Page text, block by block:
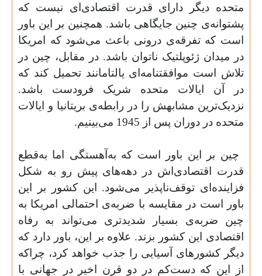
متحده دیگر دارای قدرت اقتصادی‌ای نیست که
پشتوانه‌ی چنین جایگاهی باشد. همچنین بر این باور
است که تفرقه‌ی درونی باعث می‌شود که امریکا
در میدان ژئوپلتیک ناتوان باشد. در مقابل، چین در
تلاش است موافقتنامه‌ای یالتامانند تحمیل کند که
در آن ایالات متحده شریک فرودست باشد.
نزدیک‌ترین مشابهش را در رابطه‌ی بریتانیا و ایالات
متحده در دوران پس از 1945 می‌بینیم.
چین بر این باور است که به‌آهستگی اما به‌قطع
قدرت اقتصادی‌اش در دهه‌های پیش رو به شکل
فزاینده‌ای توقف‌ناپذیر می‌شود. این کشور بر این
باور است در مقایسه با ضربه‌ی احتمالی امریکا به
چین ضربه‌ی بسیار شدیدتری می‌تواند به رفاه
اقتصادی این کشور بزند. علاوه بر این، باور دارد که
دیگر کشورهای آسیایی را جذب خواهد کرد، چراکه
از این که دست‌کم در دو قرن اخیر در جهانی با